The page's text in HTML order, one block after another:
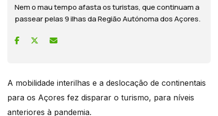
Nem o mau tempo afasta os turistas, que continuam a
passear pelas 9 ilhas da Região Autónoma dos Açores.
A mobilidade interilhas e a deslocação de continentais
para os Açores fez disparar o turismo, para níveis
anteriores à pandemia.